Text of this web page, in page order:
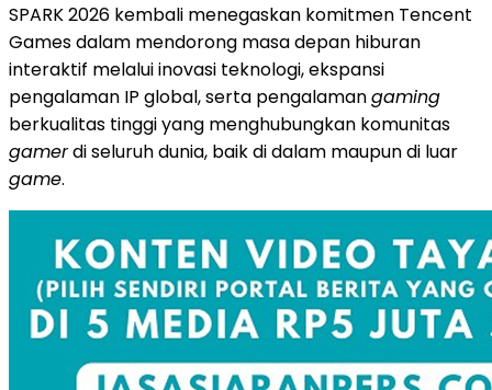
SPARK 2026 kembali menegaskan komitmen Tencent
Games dalam mendorong masa depan hiburan
interaktif melalui inovasi teknologi, ekspansi
pengalaman IP global, serta pengalamangaming
berkualitas tinggi yang menghubungkan komunitas
gamerdi seluruh dunia, baik di dalam maupun di luar
game.